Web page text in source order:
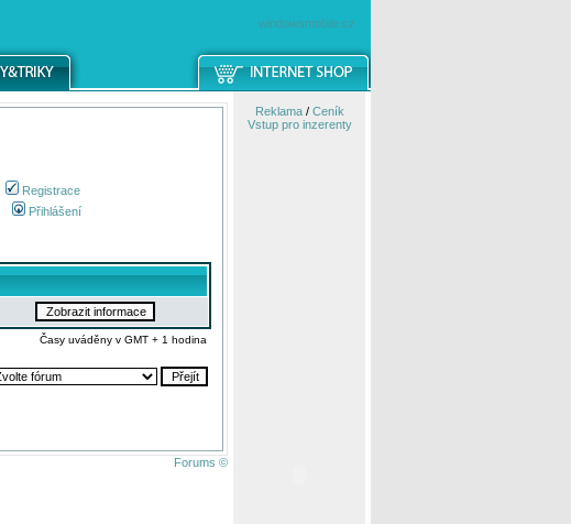
windowsmobile.cz
Registrace
Přihlášení
Časy uváděny v GMT + 1 hodina
Forums ©
Reklama/ Ceník
Vstup pro inzerenty